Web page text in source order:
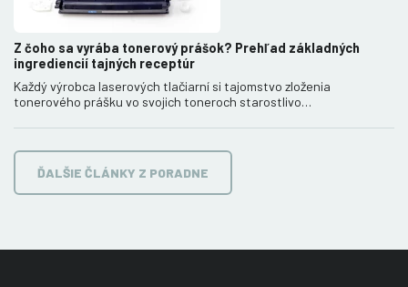
Z čoho sa vyrába tonerový prášok? Prehľad základných
ingrediencií tajných receptúr
Každý výrobca laserových tlačiarní si tajomstvo zloženia
tonerového prášku vo svojich toneroch starostlivo…
ĎALŠIE ČLÁNKY Z PORADNE